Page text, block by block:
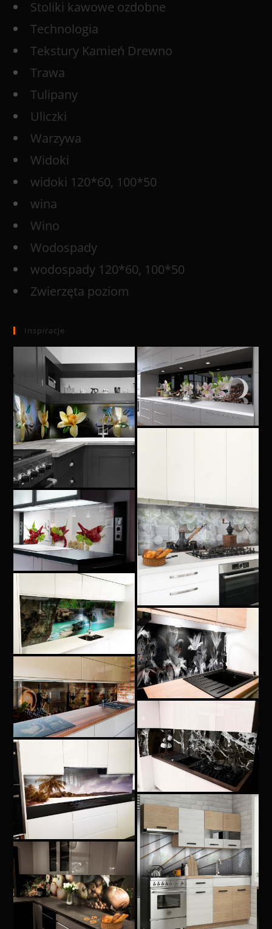
Stoliki kawowe ozdobne
Technologia
Tekstury Kamień Drewno
Trawa
Tulipany
Uliczki
Warzywa
Widoki
widoki 120*60, 100*50
wina
Wino
Wodospady
wodospady 120*60, 100*50
Zwierzęta poziom
Inspiracje